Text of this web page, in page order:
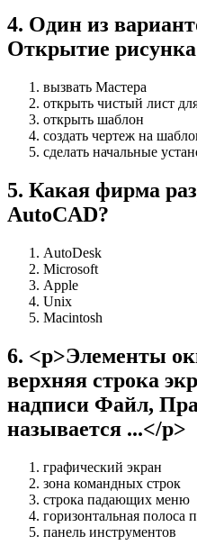
4. Один из
Открытие рисунка
вызвать Мастера
открыть чистый лист
открыть шаблон
создать чертеж на
сделать начальные
5. Какая фирма
AutoCAD?
AutoDesk
Microsoft
Apple
Unix
Macintosh
6. <p>Элементы
верхняя строка
надписи Файл,
называется ...</p>
графический экран
зона командных строк
строка падающих меню
горизонтальная полоса
панель инструментов